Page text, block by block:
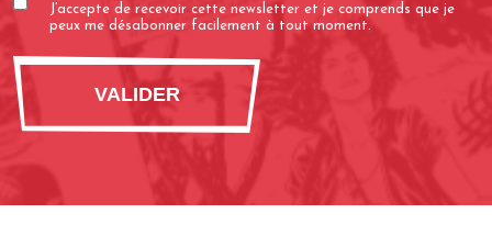
(Nécessaire)
J’accepte de recevoir cette newsletter et je comprends que je
peux me désabonner facilement à tout moment.